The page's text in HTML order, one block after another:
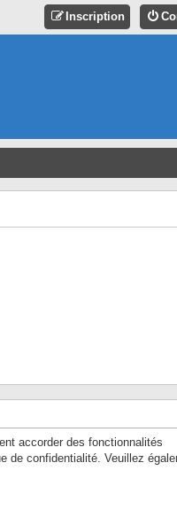
Inscription
accorder des fonctionnalités
de confidentialité. Veuillez